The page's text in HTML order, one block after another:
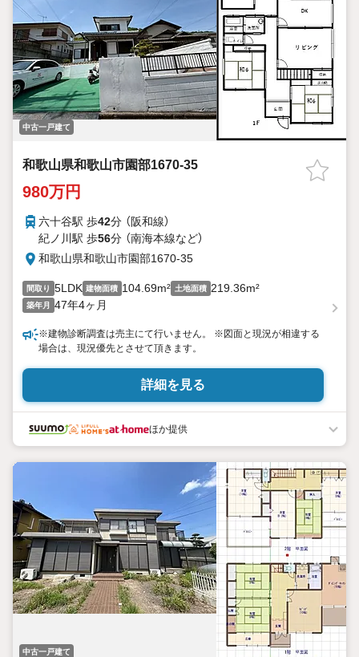
中古一戸建て
和歌山県和歌山市園部1670-35
980万円
六十谷駅 歩42分 （阪和線）
紀ノ川駅 歩56分 （南海本線など）
和歌山県和歌山市園部1670-35
間取り 5LDK 建物面積 104.69m² 土地面積 219.36m²
築年月 47年4ヶ月
※建物診断調査は売主にて行いません。 ※図面と現況が相違する
場合は、現況優先とさせて頂きます。
詳細を見る
ほか提供
中古一戸建て